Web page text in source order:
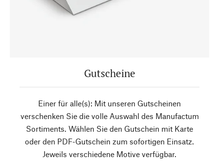
Gutscheine
Einer für alle(s): Mit unseren Gutscheinen
verschenken Sie die volle Auswahl des Manufactum
Sortiments. Wählen Sie den Gutschein mit Karte
oder den PDF-Gutschein zum sofortigen Einsatz.
Jeweils verschiedene Motive verfügbar.